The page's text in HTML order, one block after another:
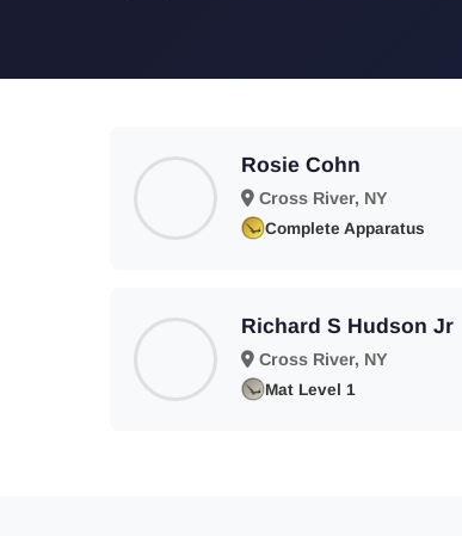
Rosie Cohn
Cross River, NY
Complete Apparatus
Richard S Hudson Jr
Cross River, NY
Mat Level 1